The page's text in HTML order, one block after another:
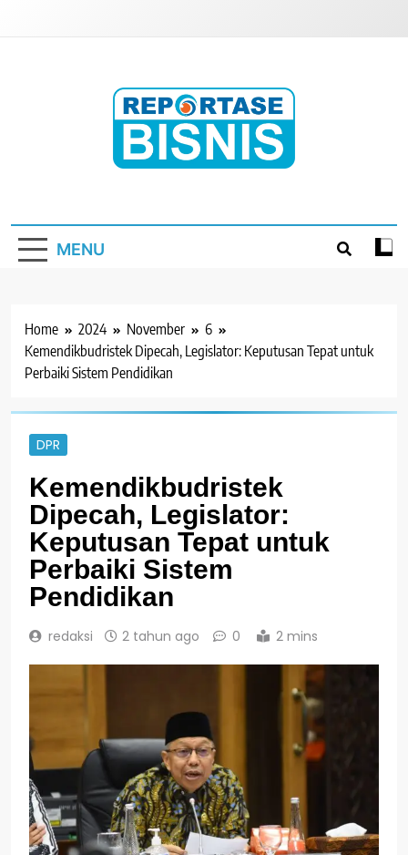
MENU
Home 2024 November
6
Kemendikbudristek Dipecah, Legislator: Keputusan Tepat untuk
Perbaiki Sistem Pendidikan
DPR
Kemendikbudristek
Dipecah, Legislator:
Keputusan Tepat untuk
Perbaiki Sistem
Pendidikan
redaksi 2 tahun ago 0 2 mins